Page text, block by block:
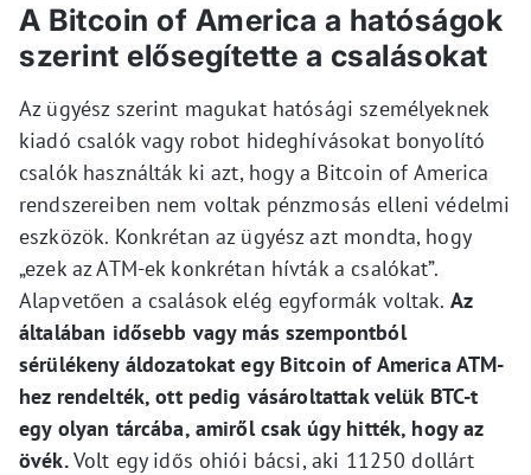
A Bitcoin of America a hatóságok
szerint elősegítette a csalásokat
Az ügyész szerint magukat hatósági személyeknek
kiadó csalók vagy robot hideghívásokat bonyolító
csalók használták ki azt, hogy a Bitcoin of America
rendszereiben nem voltak pénzmosás elleni védelmi
eszközök. Konkrétan az ügyész azt mondta, hogy
„ezek az ATM-ek konkrétan hívták a csalókat”.
Alapvetően a csalások elég egyformák voltak. Az
általában idősebb vagy más szempontból
sérülékeny áldozatokat egy Bitcoin of America ATM-
hez rendelték, ott pedig vásároltattak velük BTC-t
egy olyan tárcába, amiről csak úgy hitték, hogy az
övék.Volt egy idős ohiói bácsi, aki 11250 dollárt